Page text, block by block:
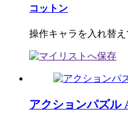
コットン
操作キャラを入れ替
アクションパズル